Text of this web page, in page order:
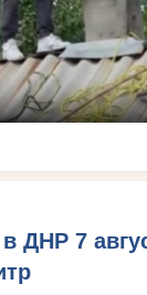
ДНР 7